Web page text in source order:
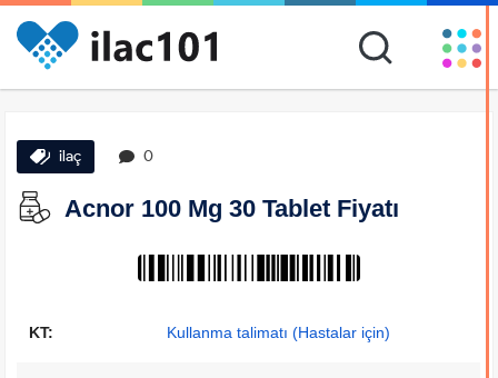
ilaç 0
Acnor 100 Mg 30 Tablet Fiyatı
KT: Kullanma talimatı (Hastalar için)